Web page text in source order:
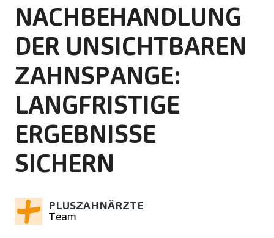
NACHBEHANDLUNG
DER UNSICHTBAREN
ZAHNSPANGE:
LANGFRISTIGE
ERGEBNISSE
SICHERN
PLUSZAHNÄRZTE
Team